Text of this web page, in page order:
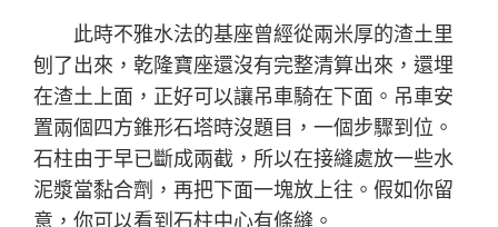
此時不雅水法的基座曾經從兩米厚的渣土里
刨了出來，乾隆寶座還沒有完整清算出來，還埋
在渣土上面，正好可以讓吊車騎在下面。吊車安
置兩個四方錐形石塔時沒題目，一個步驟到位。
石柱由于早已斷成兩截，所以在接縫處放一些水
泥漿當黏合劑，再把下面一塊放上往。假如你留
意，你可以看到石柱中心有條縫。